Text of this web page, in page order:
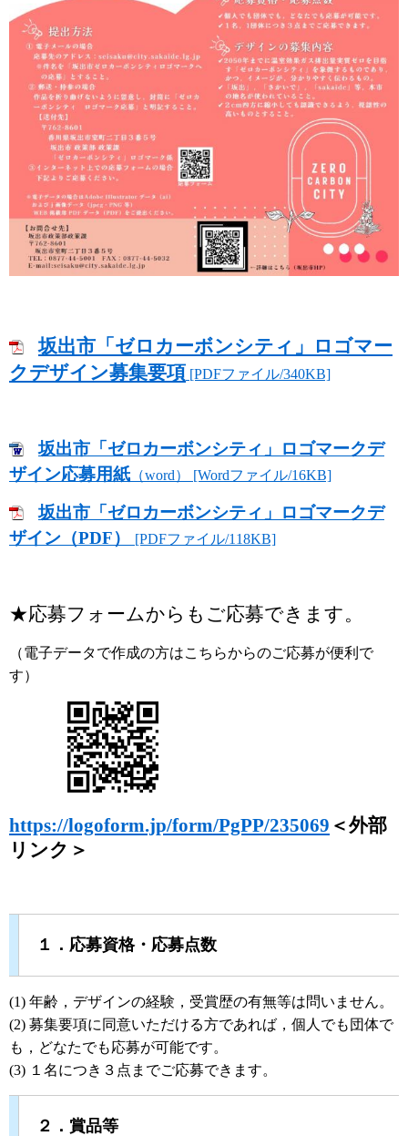
坂出市「ゼロカーボンシティ」ロゴマー
クデザイン募集要項 [PDFファイル/340KB]
坂出市「ゼロカーボンシティ」ロゴマークデ
ザイン応募用紙 （word） [Wordファイル/16KB]
坂出市「ゼロカーボンシティ」ロゴマークデ
ザイン（PDF）
[PDFファイル/118KB]
★応募フォームからもご応募できます。
（電子データで作成の方はこちらからのご応募が便利で
す）
https://logoform.jp/form/PgPP/235069 ＜外部
リンク＞
１．応募資格・応募点数
(1) 年齢，デザインの経験，受賞歴の有無等は問いません。
(2) 募集要項に同意いただける方であれば，個人でも団体で
も，どなたでも応募が可能です。
(3) １名につき３点までご応募できます。
２．賞品等